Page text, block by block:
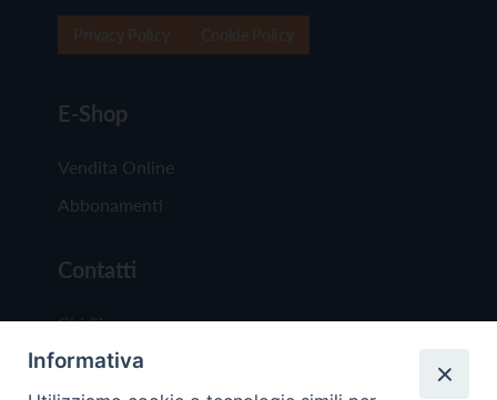
E-Shop
Vendita Online
Abbonamenti
Contatti
Chi Siamo
Redazione
Informativa